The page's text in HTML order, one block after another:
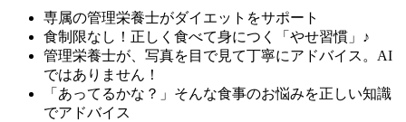
専属の管理栄養士がダイエットをサポート
食制限なし！正しく食べて身につく「やせ習慣」♪
管理栄養士が、写真を目で見て丁寧にアドバイス。AI
ではありません！
「あってるかな？」そんな食事のお悩みを正しい知識
でアドバイス